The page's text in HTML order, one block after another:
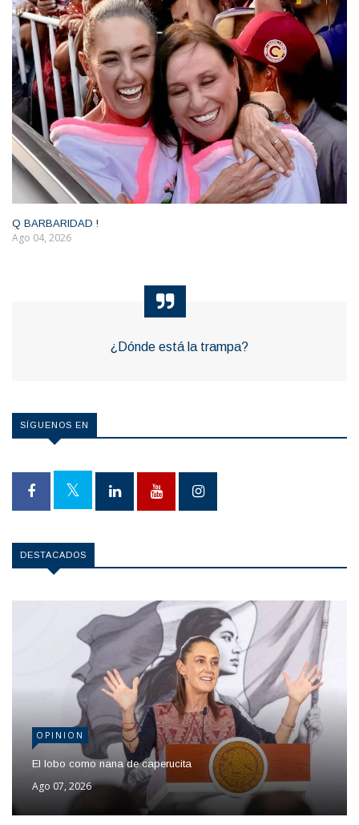
Q BARBARIDAD !
Ago 04, 2026
¿Dónde está la trampa?
SÍGUENOS EN
DESTACADOS
OPINION
El lobo como nana de caperucita
Ago 07, 2026